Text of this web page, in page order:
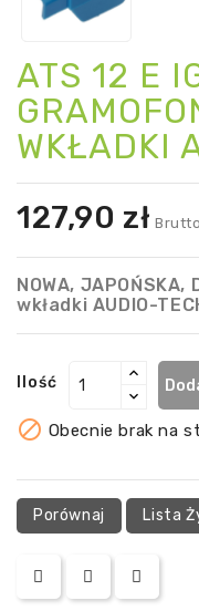
ATS 12 E
WKŁADKI
127,90 zł Brutto
NOWA, JAPOŃSKA,
wkładki AUDIO-
Ilość
 Obecnie brak na
Porównaj Lista